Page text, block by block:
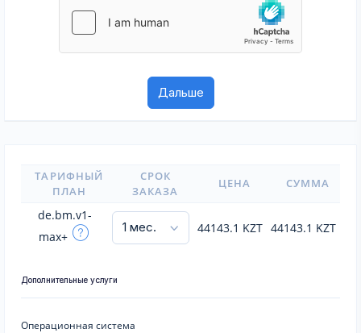
ТАРИФНЫЙ
ПЛАН
СРОК
ЗАКАЗА
ЦЕНА СУММА
de.bm.v1-
max+
44143.1 KZT 44143.1 KZT
Дополнительные услуги
Операционная система